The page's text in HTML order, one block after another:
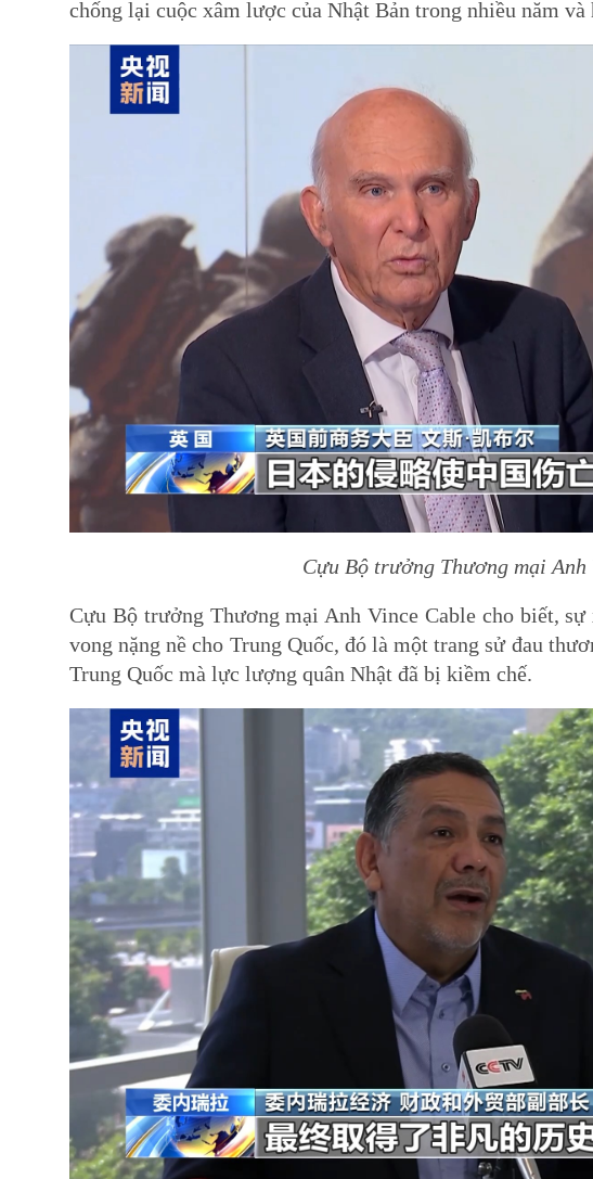
chống lại cuộc xâm lược của Nhật Bản trong nhiều năm và
Cựu Bộ trưởng Thương mại Anh
Cựu Bộ trưởng Thương mại Anh Vince Cable cho biết,
vong nặng nề cho Trung Quốc, đó là một trang sử đau
Trung Quốc mà lực lượng quân Nhật đã bị kiềm chế.